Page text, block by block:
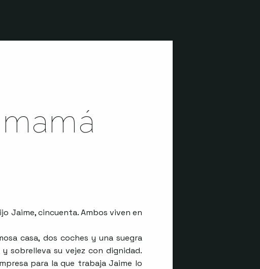
Jaime, cincuenta. Ambos viven en
casa, dos coches y una suegra
sobrelleva su vejez con dignidad.
para la que trabaja Jaime lo